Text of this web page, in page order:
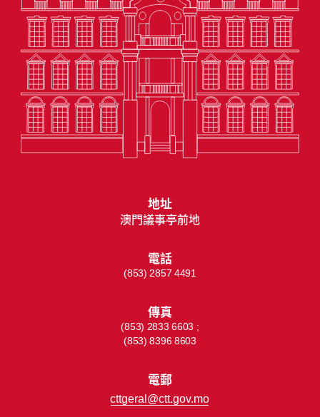
地址
澳門議事亭前地
電話
(853) 2857 4491
傳真
(853) 2833 6603 ;
(853) 8396 8603
電郵
cttgeral@ctt.gov.mo